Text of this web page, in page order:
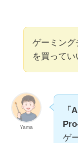
ゲーミン
を買って
Yama
「
ゲ